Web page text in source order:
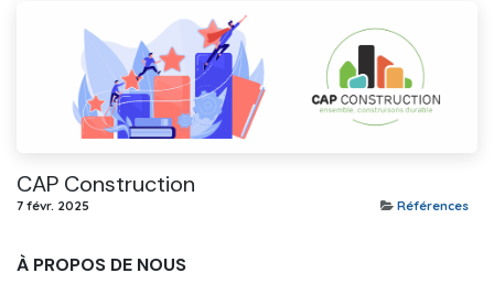
CAP Construction
7 févr. 2025 Références
À PROPOS DE NOUS